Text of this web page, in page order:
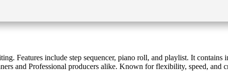
Features include step sequencer, piano roll, and playlist. It
and Professional producers alike. Known for flexibility, speed, and